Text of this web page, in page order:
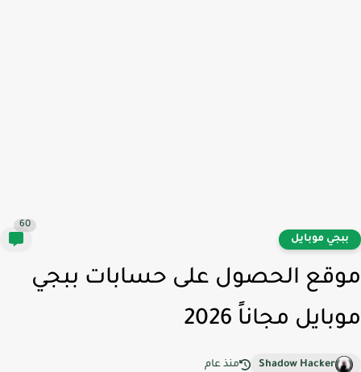
موبايل
60
الحصول على حسابات ببجي
مجاناً 2026
Shadow Hacker منذ عام